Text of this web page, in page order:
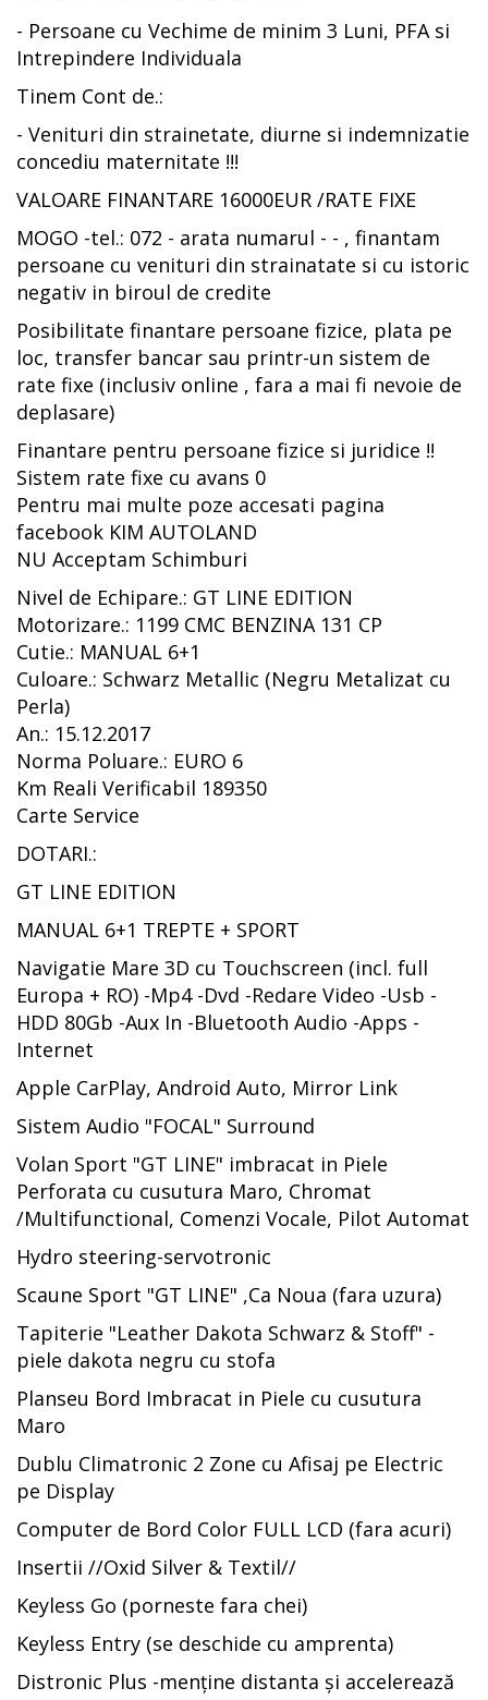
- Persoane cu Vechime de minim 3 Luni, PFA si
Intrepindere Individuala
Tinem Cont de.:
- Venituri din strainetate, diurne si indemnizatie
concediu maternitate !!!
VALOARE FINANTARE 16000EUR /RATE FIXE
MOGO -tel.: 072 - arata numarul - - , finantam
persoane cu venituri din strainatate si cu istoric
negativ in biroul de credite
Posibilitate finantare persoane fizice, plata pe
loc, transfer bancar sau printr-un sistem de
rate fixe (inclusiv online , fara a mai fi nevoie de
deplasare)
Finantare pentru persoane fizice si juridice !!
Sistem rate fixe cu avans 0
Pentru mai multe poze accesati pagina
facebook KIM AUTOLAND
NU Acceptam Schimburi
Nivel de Echipare.: GT LINE EDITION
Motorizare.: 1199 CMC BENZINA 131 CP
Cutie.: MANUAL 6+1
Culoare.: Schwarz Metallic (Negru Metalizat cu
Perla)
An.: 15.12.2017
Norma Poluare.: EURO 6
Km Reali Verificabil 189350
Carte Service
DOTARI.:
GT LINE EDITION
MANUAL 6+1 TREPTE + SPORT
Navigatie Mare 3D cu Touchscreen (incl. full
Europa + RO) -Mp4 -Dvd -Redare Video -Usb -
HDD 80Gb -Aux In -Bluetooth Audio -Apps -
Internet
Apple CarPlay, Android Auto, Mirror Link
Sistem Audio "FOCAL" Surround
Volan Sport "GT LINE" imbracat in Piele
Perforata cu cusutura Maro, Chromat
/Multifunctional, Comenzi Vocale, Pilot Automat
Hydro steering-servotronic
Scaune Sport "GT LINE" ,Ca Noua (fara uzura)
Tapiterie "Leather Dakota Schwarz & Stoff" -
piele dakota negru cu stofa
Planseu Bord Imbracat in Piele cu cusutura
Maro
Dublu Climatronic 2 Zone cu Afisaj pe Electric
pe Display
Computer de Bord Color FULL LCD (fara acuri)
Insertii //Oxid Silver & Textil//
Keyless Go (porneste fara chei)
Keyless Entry (se deschide cu amprenta)
Distronic Plus -menține distanta și accelerează